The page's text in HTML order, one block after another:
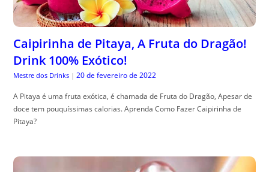
Caipirinha de Pitaya, A Fruta do Dragão!
Drink 100% Exótico!
Mestre dos Drinks | 20 de fevereiro de 2022
A Pitaya é uma fruta exótica, é chamada de Fruta do Dragão, Apesar de
doce tem pouquíssimas calorias. Aprenda Como Fazer Caipirinha de
Pitaya?